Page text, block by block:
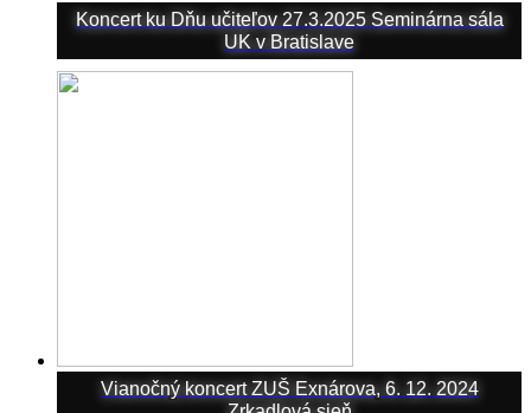
Koncert ku Dňu učiteľov 27.3.2025 Seminárna sála
UK v Bratislave
Vianočný koncert ZUŠ Exnárova, 6. 12. 2024